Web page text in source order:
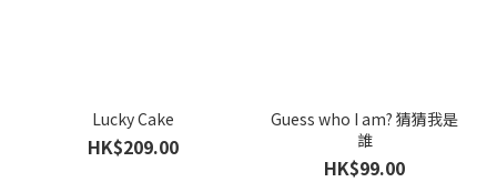
Lucky Cake
HK$209.00
Guess who I am? 猜猜我是
誰
HK$99.00